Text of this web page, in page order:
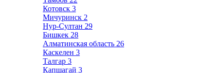
Котовск 3
Мичуринск 2
Нур-Султан 29
Бишкек 28
Алматинская область 26
Каскелен 3
Талгар 3
Капшагай 3